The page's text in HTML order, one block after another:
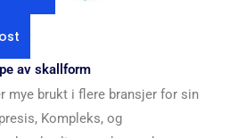
av skallform
mye brukt i flere bransjer for sin
Kompleks, og